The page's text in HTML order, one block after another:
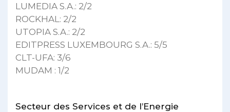
LUMEDIA S.A.: 2/2
ROCKHAL: 2/2
UTOPIA S.A.: 2/2
EDITPRESS LUXEMBOURG S.A.: 5/5
CLT-UFA: 3/6
MUDAM : 1/2
Secteur des Services et de l’Energie